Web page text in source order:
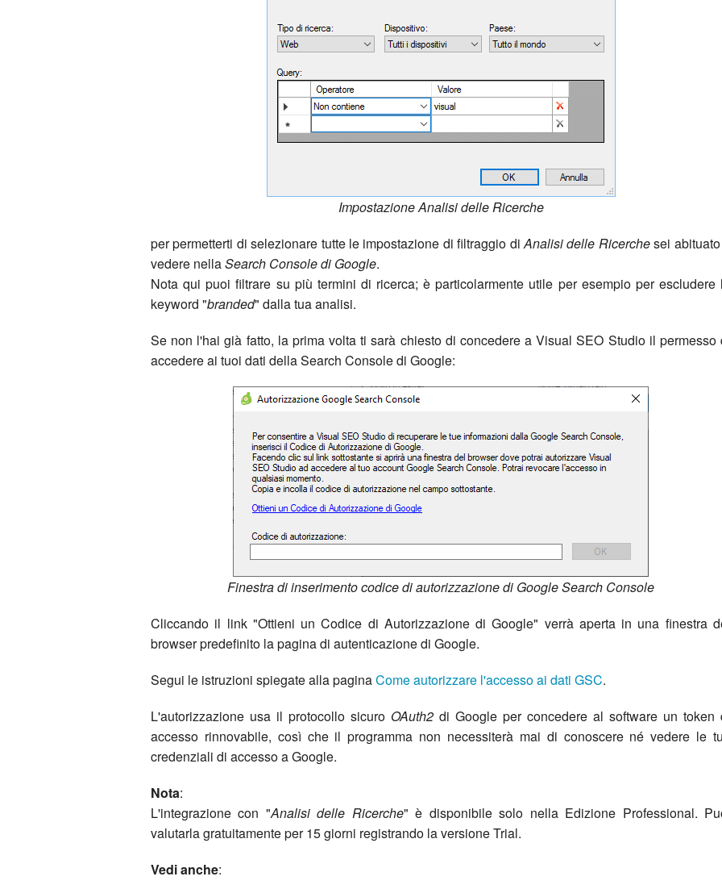
Impostazione Analisi delle Ricerche
per permetterti di selezionare tutte le impostazione di filtraggio diAnalisi delle Ricerchesei
vedere nellaSearch Console di Google.
Nota qui puoi filtrare su più termini di ricerca; è particolarmente utile per esempio per escludere
keyword "branded" dalla tua analisi.
Se non l'hai già fatto, la prima volta ti sarà chiesto di concedere a Visual SEO Studio il permesso
accedere ai tuoi dati della Search Console di Google:
Finestra di inserimento codice di autorizzazione di Google Search Console
Cliccando il link "Ottieni un Codice di Autorizzazione di Google" verrà aperta in una finestra
browser predefinito la pagina di autenticazione di Google.
Segui le istruzioni spiegate alla paginaCome autorizzare l'accesso ai dati GSC.
L'autorizzazione usa il protocollo sicuro OAuth2 di Google per concedere al software un token
accesso rinnovabile, così che il programma non necessiterà mai di conoscere né vedere le
credenziali di accesso a Google.
Nota:
L'integrazione con "Analisi delle Ricerche" è disponibile solo nella Edizione Professional.
valutarla gratuitamente per 15 giorni registrando la versione Trial.
Vedi anche: